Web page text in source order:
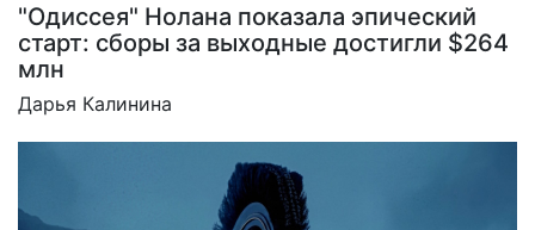
"Одиссея" Нолана показала эпический
старт: сборы за выходные достигли $264
млн
Дарья Калинина